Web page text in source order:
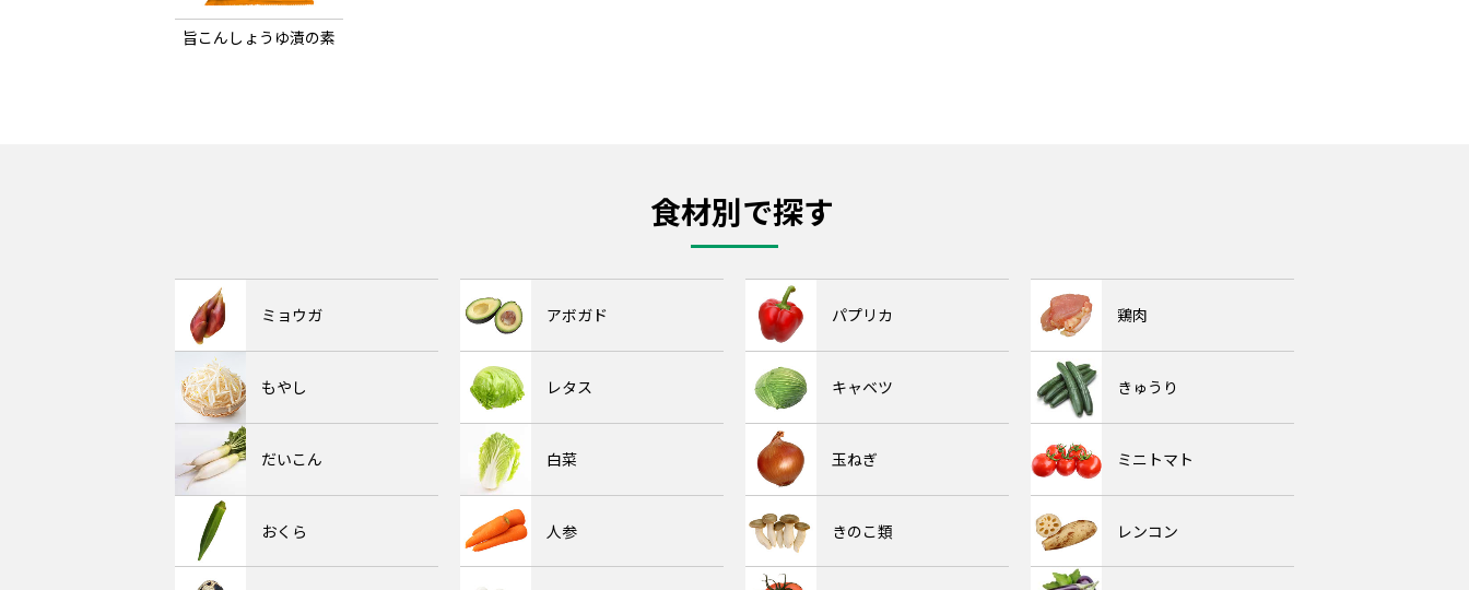
旨こんしょうゆ漬の素
食材別で探す
ミョウガ アボガド パプリカ 鶏肉
もやし レタス キャベツ きゅうり
だいこん 白菜 玉ねぎ ミニトマト
おくら 人参 きのこ類 レンコン